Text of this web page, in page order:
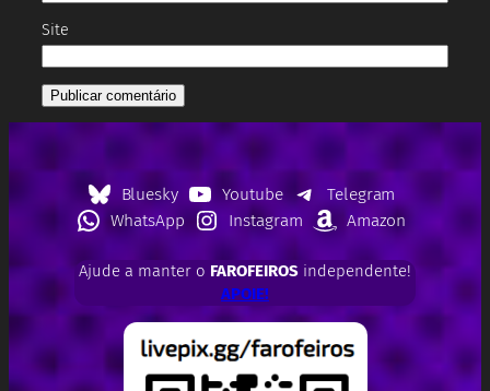
Site
Bluesky Youtube
Telegram
WhatsApp
Instagram Amazon
Ajude a manter o FAROFEIROSindependente!
APOIE!